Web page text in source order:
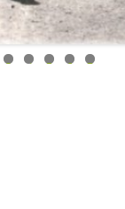
3 4 5 6 7